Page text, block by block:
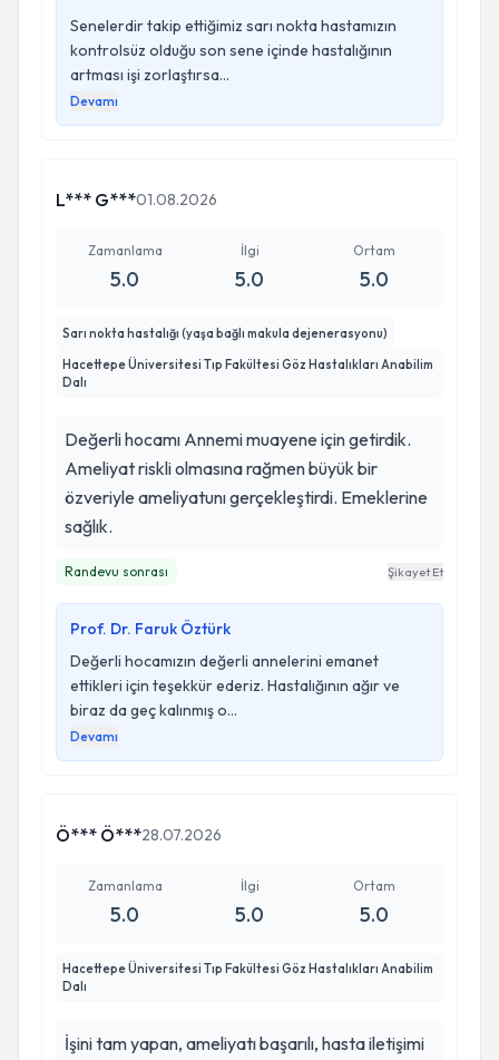
Senelerdir takip ettiğimiz sarı nokta hastamızın
kontrolsüz olduğu son sene içinde hastalığının
artması işi zorlaştırsa...
Devamı
L*** G***01.08.2026
Zamanlama
5.0
İlgi
5.0
Ortam
5.0
Sarı nokta hastalığı (yaşa bağlı makula dejenerasyonu)
Hacettepe Üniversitesi Tıp Fakültesi Göz Hastalıkları Anabilim
Dalı
Değerli hocamı Annemi muayene için getirdik.
Ameliyat riskli olmasına rağmen büyük bir
özveriyle ameliyatunı gerçekleştirdi. Emeklerine
sağlık.
Randevu sonrası Şikayet Et
Prof. Dr. Faruk Öztürk
Değerli hocamızın değerli annelerini emanet
ettikleri için teşekkür ederiz. Hastalığının ağır ve
biraz da geç kalınmış o...
Devamı
Ö*** Ö***28.07.2026
Zamanlama
5.0
İlgi
5.0
Ortam
5.0
Hacettepe Üniversitesi Tıp Fakültesi Göz Hastalıkları Anabilim
Dalı
İşini tam yapan, ameliyatı başarılı, hasta iletişimi